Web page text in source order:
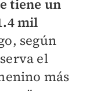
tiene un
mil
según
el
más